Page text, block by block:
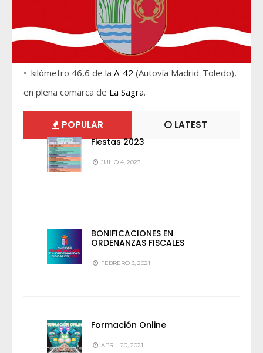
• kilómetro 46,6 de la A-42 (Autovía Madrid-Toledo),
en plena comarca de La Sagra.
POPULAR LATEST
Fiestas 2023
JULIO 4, 2023
BONIFICACIONES EN
ORDENANZAS FISCALES
FEBRERO 3, 2021
Formación Online
ABRIL 20, 2021